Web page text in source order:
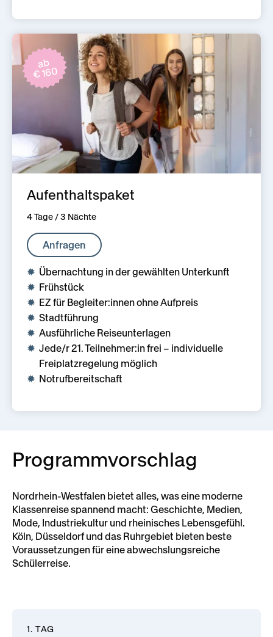
ab
€ 160
Aufenthaltspaket
4 Tage / 3 Nächte
Anfragen
Übernachtung in der gewählten Unterkunft
Frühstück
EZ für Begleiter:innen ohne Aufpreis
Stadtführung
Ausführliche Reiseunterlagen
Jede/r 21. Teilnehmer:in frei – individuelle
Freiplatzregelung möglich
Notrufbereitschaft
Programmvorschlag
Nordrhein-Westfalen bietet alles, was eine moderne
Klassenreise spannend macht: Geschichte, Medien,
Mode, Industriekultur und rheinisches Lebensgefühl.
Köln, Düsseldorf und das Ruhrgebiet bieten beste
Voraussetzungen für eine abwechslungsreiche
Schülerreise.
1. TAG